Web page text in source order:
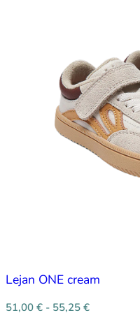
Lejan ONE cream
51,00 € - 55,25 €